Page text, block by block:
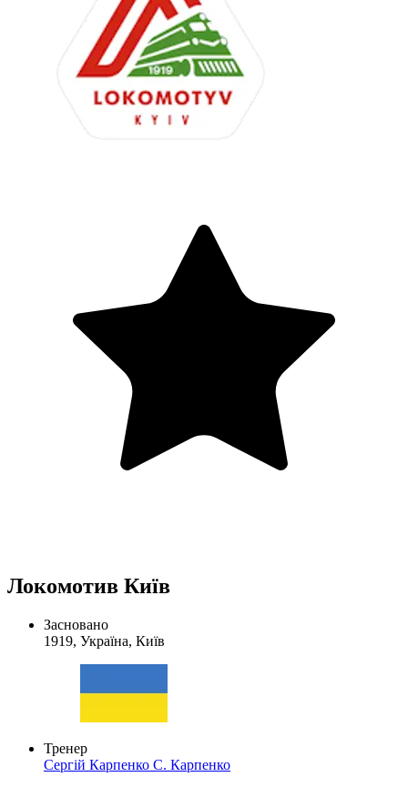
Локомотив Київ
Засновано
1919, Україна, Київ
Тренер
Сергій Карпенко С. Карпенко